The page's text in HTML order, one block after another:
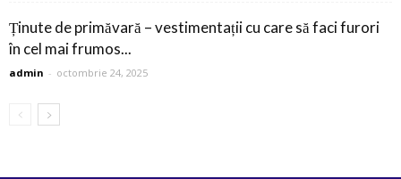
Ținute de primăvară – vestimentații cu care să faci furori
în cel mai frumos...
admin - octombrie 24, 2025